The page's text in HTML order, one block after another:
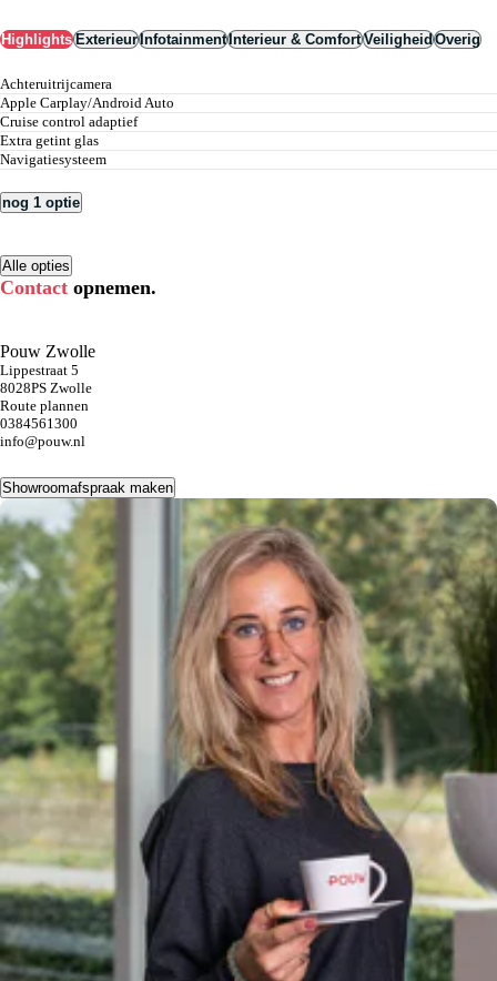
HighlightsExterieurInfotainmentInterieur & ComfortVeiligheidOverig
achteruitrijcamera
Apple Carplay/Android Auto
cruise control adaptief
extra getint glas
navigatiesysteem
nog 1 optie
Alle opties
Contact opnemen.
Pouw Zwolle
Lippestraat 5
8028PS Zwolle
Route plannen
0384561300
info@pouw.nl
Showroomafspraak maken